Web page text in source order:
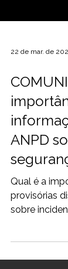
22 de mar. de
ANPD
Qual é a
sobre